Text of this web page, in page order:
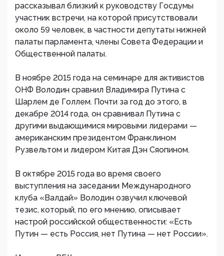
рассказывал близкий к руководству Госдумы
участник встречи, на которой присутствовали
около 59 человек, в частности депутаты нижней
палаты парламента, члены Совета Федерации и
Общественной палаты.
В ноябре 2015 года на семинаре для активистов
ОНФ Володин сравнил Владимира Путина с
Шарлем де Голлем. Почти за год до этого, в
декабре 2014 года, он сравнивал Путина с
другими выдающимися мировыми лидерами —
американским президентом Франклином
Рузвельтом и лидером Китая Дэн Сяопином.
В октябре 2015 года во время своего
выступления на заседании Международного
клуба «Валдай» Володин озвучил ключевой
тезис, который, по его мнению, описывает
настрой российской общественности: «Есть
Путин — есть Россия, нет Путина — нет России».